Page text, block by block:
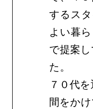
するス
よい暮
で提案
た。
７０代
間をか